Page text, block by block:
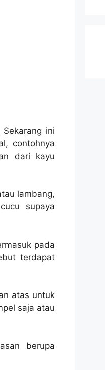
ini
contohnya
dari kayu
lambang,
supaya
pada
terdapat
atas untuk
saja atau
berupa